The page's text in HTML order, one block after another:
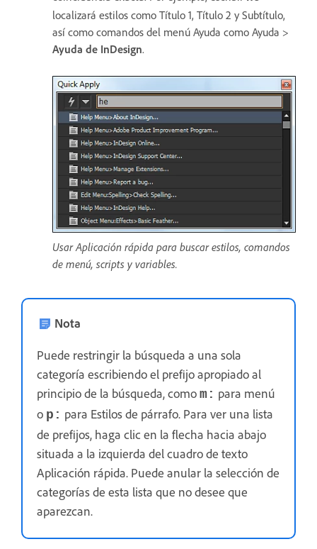
localizará estilos como Título 1, Título 2 y Subtítulo,
así como comandos del menú Ayuda como Ayuda >
Ayuda de InDesign.
Usar Aplicación rápida para buscar estilos, comandos
de menú, scripts y variables.
Nota
Puede restringir la búsqueda a una sola
categoría escribiendo el prefijo apropiado al
principio de la búsqueda, como m: para menú
o p: para Estilos de párrafo. Para ver una lista
de prefijos, haga clic en la flecha hacia abajo
situada a la izquierda del cuadro de texto
Aplicación rápida. Puede anular la selección de
categorías de esta lista que no desee que
aparezcan.